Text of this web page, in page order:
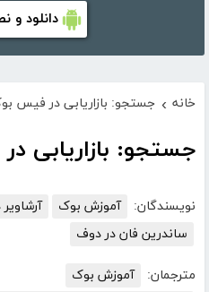
دانلود و
خانه › جستجو: بازاریابی در فیس
جستجو: بازاریابی
نویسندگان: آموزش بوک
ساندرین فان در دوف
مترجمان:
آموزش بوک